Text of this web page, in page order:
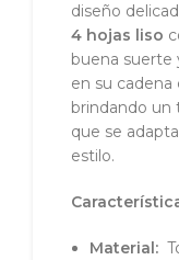
diseño
4 hojas liso
buena suerte
en su
brindando
que se
estilo.
Material: